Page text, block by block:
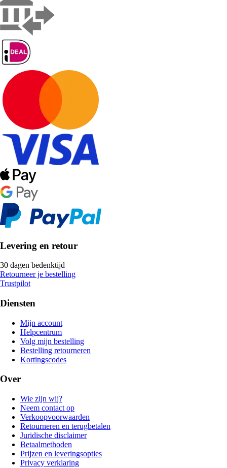
Levering en retour
30 dagen bedenktijd
Retourneer je bestelling
Trustpilot
Diensten
Mijn account
Helpcentrum
Volg mijn bestelling
Bestelling retourneren
Kortingscodes
Over
Wie zijn wij?
Neem contact op
Verkoopvoorwaarden
Retourneren en terugbetalen
Juridische disclaimer
Betaalmethoden
Prijzen en leveringsopties
Privacy verklaring